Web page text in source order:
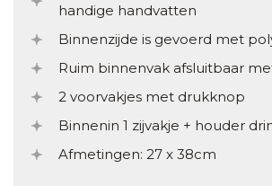
handige handvatten
Binnenzijde is gevoerd met
Ruim binnenvak afsluitbaar
2 voorvakjes met drukknop
Binnenin 1 zijvakje + houder
Afmetingen: 27 x 38cm